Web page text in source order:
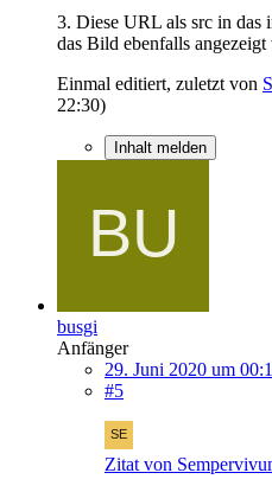
3. Diese URL als src in das
das Bild ebenfalls angezeigt
Einmal editiert, zuletzt von
22:30)
Inhalt melden
busgi
Anfänger
29. Juni 2020 um
#5
Zitat von